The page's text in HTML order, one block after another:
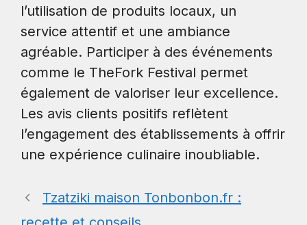
l’utilisation de produits locaux, un
service attentif et une ambiance
agréable. Participer à des événements
comme le TheFork Festival permet
également de valoriser leur excellence.
Les avis clients positifs reflètent
l’engagement des établissements à offrir
une expérience culinaire inoubliable.
Tzatziki maison Tonbonbon.fr :